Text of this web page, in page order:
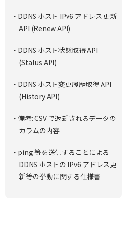
・DDNS ホスト IPv6 アドレス 更新
API (Renew API)
・DDNS ホスト状態取得 API
(Status API)
・DDNS ホスト変更履歴取得 API
(History API)
・備考: CSV で返却されるデータの
カラムの内容
・ping 等を送信することによる
DDNS ホストの IPv6 アドレス更
新等の挙動に関する仕様書